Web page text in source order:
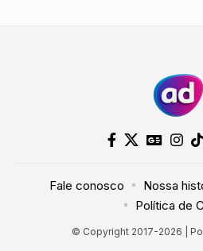
Nosso site usa cookies e outras
com a nossa
Política de Cookies
Política de Privacidade . Ao
navegando, você concorda com
© Copyright 2017-2026 |
Fale conosco Nossa
Política de